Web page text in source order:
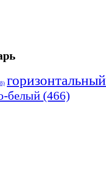
горизонтальный
белый (466)